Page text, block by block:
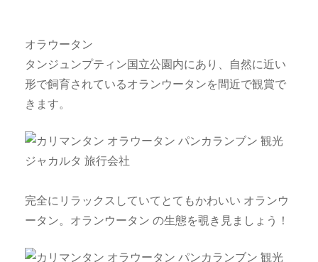
オラウータン
タンジュンプティン国立公園内にあり、自然に近い
形で飼育されているオランウータンを間近で観賞で
きます。
完全にリラックスしていてとてもかわいい オランウ
ータン。オランウータン の生態を覗き見ましょう！